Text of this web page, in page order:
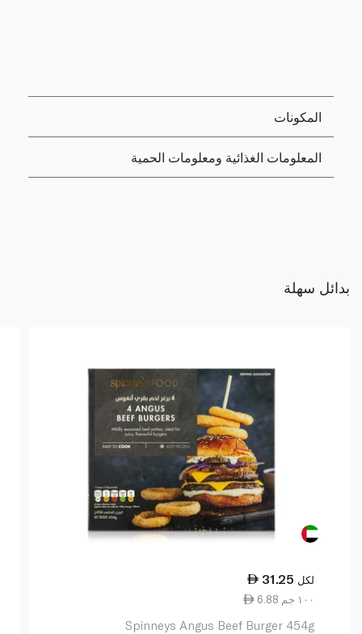
المكونات
المعلومات الغذائية ومعلومات الحمية
بدائل سهلة
31.25 لكل
6.88 ١٠٠ جم
Spinneys Angus Beef Burger 454g